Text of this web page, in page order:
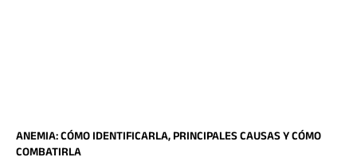
ANEMIA: CÓMO IDENTIFICARLA, PRINCIPALES CAUSAS Y CÓMO
COMBATIRLA